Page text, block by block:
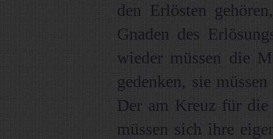
den Erlösten
Gnaden des
wieder müssen die
gedenken, sie
Der am Kreuz für die
müssen sich ihre